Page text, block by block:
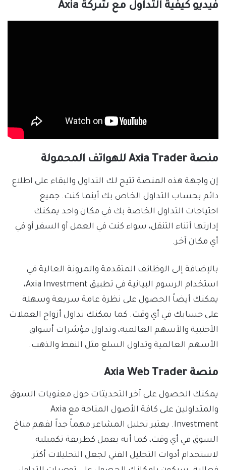
فيديو كيفية التداول مع شركة Axia
منصة Axia Trader للهواتف المحمولة
إن واجهة هذه المنصة تتيح لك التداول والبقاء على اطلاع
دائم بحساب التداول الخاص بك أينما كنت. جميع
احتياجات التداول الخاصة بك في مكان واحد يمكنك
إدارتها أثناء التنقل، سواء كنت في العمل أو السفر أو في
أي مكان آخر.
بالإضافة إلى الوظائف المتقدمة والمرونة العالية في
استخدام الرسوم البيانية في تطبيق Axia Investment،
يمكنك أيضاً الحصول على نظرة عامة سريعة وسهلة
على حسابك في أي وقت. كما يمكنك تداول أزواج العملات
الأجنبية والأسهم العالمية، وتداول مؤشرات أسواق
الأسهم العالمية وتداول السلع مثل النفط والذهب.
منصة Axia Web Trader
يمكنك الحصول على آخر التحديثات حول معنويات السوق
والمتداولين على كافة الأصول المتاحة مع Axia
Investment. يعتبر تحليل المشاعر مهماً جداً لفهم مناخ
السوق في أي وقت، كما أنه يعمل كطريقة تكميلية
لاستخدام أدوات التحليل الفني لجعل التحليلات أكثر